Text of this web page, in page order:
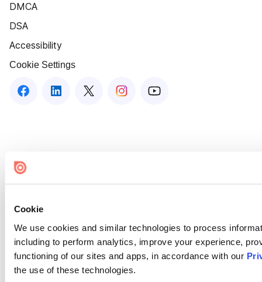
Cookie
We use cookies and similar technologies to process
including to perform analytics, improve your experience,
functioning of our sites and apps, in accordance with our
the use of these technologies.
DMCA
DSA
Accessibility
Cookie Settings